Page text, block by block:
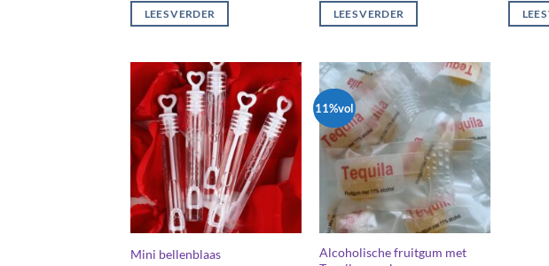
LEES VERDER LEES VERDER
Mini bellenblaas
11%vol
Alcoholische fruitgum met